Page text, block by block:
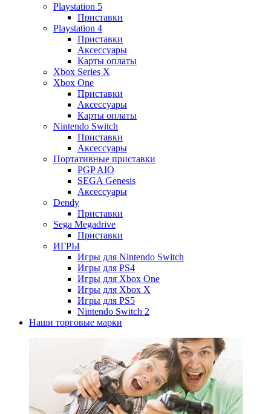
Playstation 5
Приставки
Playstation 4
Приставки
Аксессуары
Карты оплаты
Xbox Series X
Xbox One
Приставки
Аксессуары
Карты оплаты
Nintendo Switch
Приставки
Аксессуары
Портативные приставки
PGP AIO
SEGA Genesis
Аксессуары
Dendy
Приставки
Sega Megadrive
Приставки
ИГРЫ
Игры для Nintendo Switch
Игры для PS4
Игры для Xbox One
Игры для Xbox X
Игры для PS5
Nintendo Switch 2
Наши торговые марки